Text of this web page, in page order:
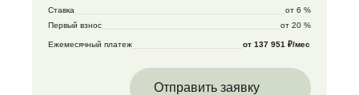
Ставка
от 6 %
Первый взнос
от 20 %
Ежемесячный платеж от 137 951 ₽/мес
Отправить заявку